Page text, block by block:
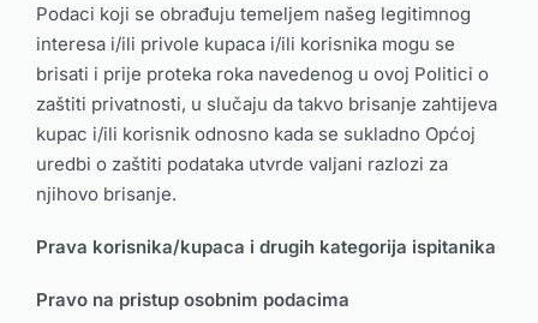
Podaci koji se obrađuju temeljem našeg legitimnog
interesa i/ili privole kupaca i/ili korisnika mogu se
brisati i prije proteka roka navedenog u ovoj Politici o
zaštiti privatnosti, u slučaju da takvo brisanje zahtijeva
kupac i/ili korisnik odnosno kada se sukladno Općoj
uredbi o zaštiti podataka utvrde valjani razlozi za
njihovo brisanje.
Prava korisnika/kupaca i drugih kategorija ispitanika
Pravo na pristup osobnim podacima